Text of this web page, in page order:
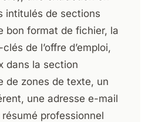
intitulés de sections
bon format de fichier, la
de l’offre d’emploi,
dans la section
de zones de texte, un
une adresse e-mail
professionnel